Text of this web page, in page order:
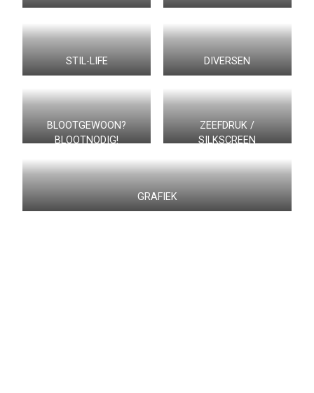
STIL-LIFE DIVERSEN
BLOOTGEWOON?
BLOOTNODIG!
ZEEFDRUK /
SILKSCREEN
GRAFIEK